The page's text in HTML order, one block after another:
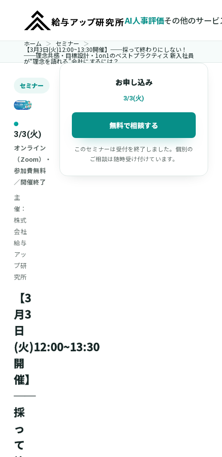
AI人事評価その他のサービ
ホーム セミナー
【3月3日(火)12:00~13:30開催】──採って終わりにしない！
──理念共感・目標設計・1on1のベストプラクティス 新入社員
が“理念を語れる”会社にするには？
セミナー
3/3(火)
オンライン
（Zoom）・
参加費無料
／開催終了
主
催：
株式
会社
給与
アッ
プ研
究所
【3
月3
日
(火)12:00~13:30
開
催】
──
採
っ
て
お申し込み
3/3(火)
無料で相談する
このセミナーは受付を終了しました。個別の
ご相談は随時受け付けています。